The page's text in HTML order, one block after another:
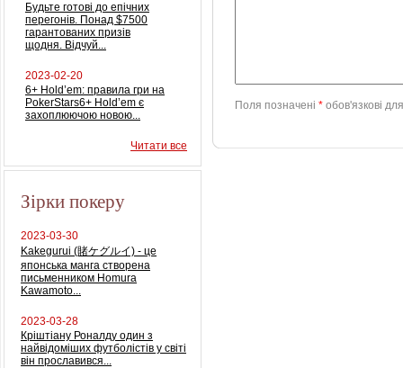
Будьте готові до епічних
перегонів. Понад $7500
гарантованих призів
щодня. Відчуй...
2023-02-20
6+ Hold’em: правила гри на
PokerStars6+ Hold’em є
захоплюючою новою...
Читати все
Зірки покеру
2023-03-30
Kakegurui (賭ケグルイ) - це
японська манга створена
письменником Homura
Kawamoto...
2023-03-28
Кріштіану Роналду один з
найвідоміших футболістів у світі
він прославився...
Поля позначені * обов'язкові